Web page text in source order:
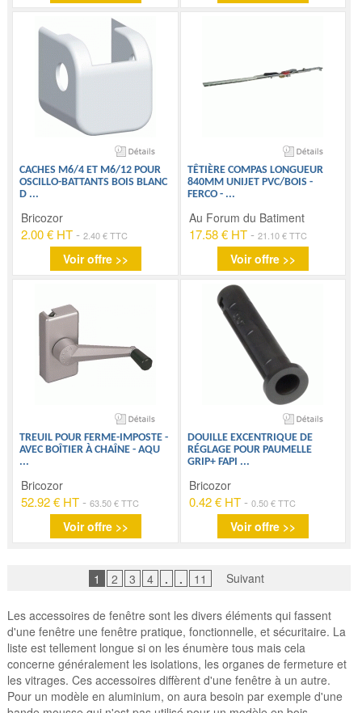
CACHES M6/4 ET M6/12 POUR
OSCILLO-BATTANTS BOIS BLANC
D ...
Bricozor
2.00 € HT -2.40 € TTC
Voir offre >>
TÊTIÈRE COMPAS LONGUEUR
840MM UNIJET PVC/BOIS -
FERCO - ...
Au Forum du Batiment
17.58 € HT- 21.10 € TTC
Voir offre >>
TREUIL POUR FERME-IMPOSTE -
AVEC BOÎTIER À CHAÎNE - AQU
...
Bricozor
52.92 € HT -63.50 € TTC
Voir offre >>
DOUILLE EXCENTRIQUE DE
RÉGLAGE POUR PAUMELLE
GRIP+ FAPI ...
Bricozor
0.42 € HT- 0.50 € TTC
Voir offre >>
1 2 3 4 . . 11 Suivant
Les accessoires de fenêtre sont les divers éléments qui fassent
d'une fenêtre une fenêtre pratique, fonctionnelle, et sécuritaire. La
liste est tellement longue si on les énumère tous mais cela
concerne généralement les isolations, les organes de fermeture et
les vitrages. Ces accessoires diffèrent d'une fenêtre à un autre.
Pour un modèle en aluminium, on aura besoin par exemple d'une